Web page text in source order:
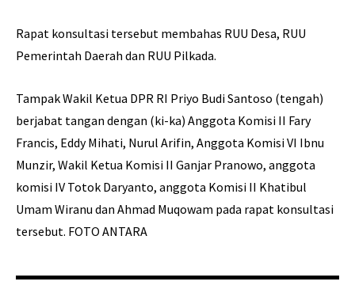
Rapat konsultasi tersebut membahas RUU Desa, RUU
Pemerintah Daerah dan RUU Pilkada.
Tampak Wakil Ketua DPR RI Priyo Budi Santoso (tengah)
berjabat tangan dengan (ki-ka) Anggota Komisi II Fary
Francis, Eddy Mihati, Nurul Arifin, Anggota Komisi VI Ibnu
Munzir, Wakil Ketua Komisi II Ganjar Pranowo, anggota
komisi IV Totok Daryanto, anggota Komisi II Khatibul
Umam Wiranu dan Ahmad Muqowam pada rapat konsultasi
tersebut. FOTO ANTARA